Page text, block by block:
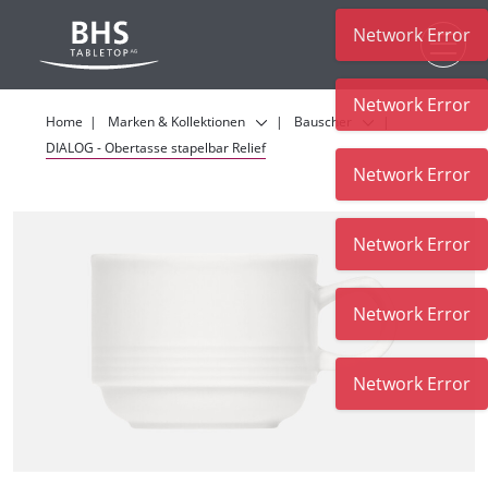
Home Marken & Kollektionen
Bauscher
DIALOG - Obertasse stapelbar Relief
Network Error
Network Error
Network Error
Network Error
Network Error
Network Error